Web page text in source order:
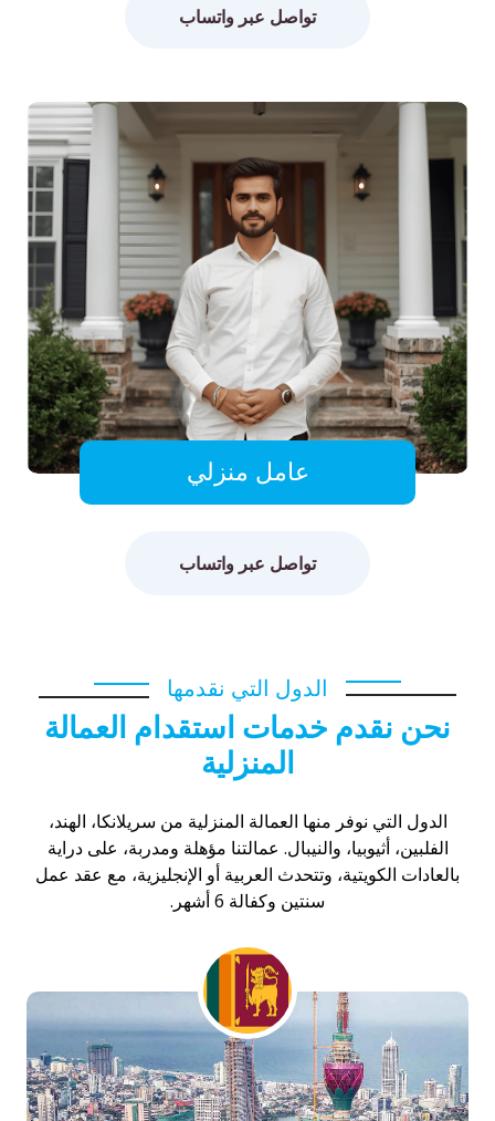
تواصل عبر واتساب
عامل منزلي
تواصل عبر واتساب
الدول التي نقدمها
نحن نقدم خدمات استقدام العمالة
المنزلية
الدول التي نوفر منها العمالة المنزلية من سريلانكا، الهند،
الفلبين، أثيوبيا، والنيبال. عمالتنا مؤهلة ومدربة، على دراية
بالعادات الكويتية، وتتحدث العربية أو الإنجليزية، مع عقد عمل
سنتين وكفالة 6 أشهر.